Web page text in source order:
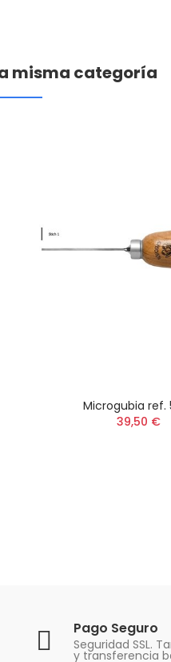
misma categoría
Microgubia ref.
39,50 €
Pago Seguro
Seguridad SSL.
y transferencia